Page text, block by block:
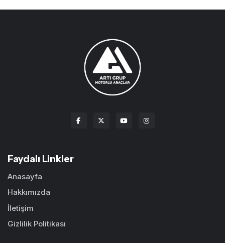
Faydalı Linkler
Anasayfa
Hakkımızda
İletişim
Gizlilik Politikası